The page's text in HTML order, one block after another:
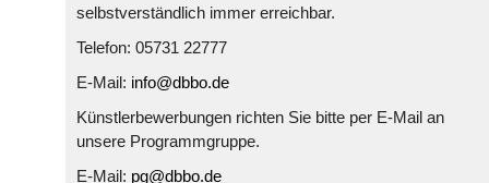
selbstverständlich immer erreichbar.
Telefon: 05731 22777
E-Mail: info@dbbo.de
Künstlerbewerbungen richten Sie bitte per E-Mail an
unsere Programmgruppe.
E-Mail: pg@dbbo.de